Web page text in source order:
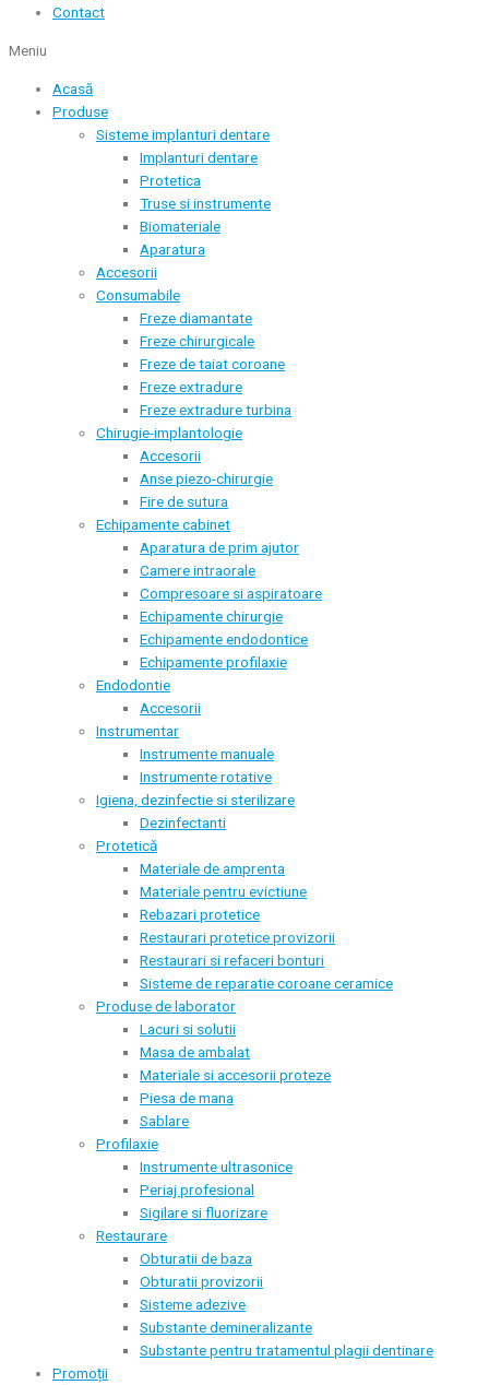
Contact
Meniu
Acasă
Produse
Sisteme implanturi dentare
Implanturi dentare
Protetica
Truse si instrumente
Biomateriale
Aparatura
Accesorii
Consumabile
Freze diamantate
Freze chirurgicale
Freze de taiat coroane
Freze extradure
Freze extradure turbina
Chirugie-implantologie
Accesorii
Anse piezo-chirurgie
Fire de sutura
Echipamente cabinet
Aparatura de prim ajutor
Camere intraorale
Compresoare si aspiratoare
Echipamente chirurgie
Echipamente endodontice
Echipamente profilaxie
Endodontie
Accesorii
Instrumentar
Instrumente manuale
Instrumente rotative
Igiena, dezinfectie si sterilizare
Dezinfectanti
Protetică
Materiale de amprenta
Materiale pentru evictiune
Rebazari protetice
Restaurari protetice provizorii
Restaurari si refaceri bonturi
Sisteme de reparatie coroane ceramice
Produse de laborator
Lacuri si solutii
Masa de ambalat
Materiale si accesorii proteze
Piesa de mana
Sablare
Profilaxie
Instrumente ultrasonice
Periaj profesional
Sigilare si fluorizare
Restaurare
Obturatii de baza
Obturatii provizorii
Sisteme adezive
Substante demineralizante
Substante pentru tratamentul plagii dentinare
Promoții